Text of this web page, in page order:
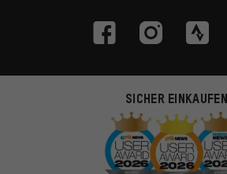
SICHER EINKAUFEN